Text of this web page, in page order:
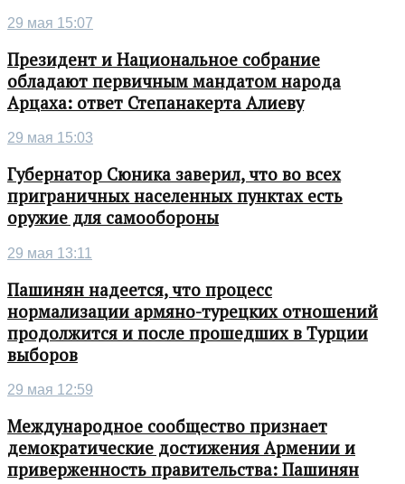
29 мая 15:07
Президент и Национальное собрание
обладают первичным мандатом народа
Арцаха: ответ Степанакерта Алиеву
29 мая 15:03
Губернатор Сюника заверил, что во всех
приграничных населенных пунктах есть
оружие для самообороны
29 мая 13:11
Пашинян надеется, что процесс
нормализации армяно-турецких отношений
продолжится и после прошедших в Турции
выборов
29 мая 12:59
Международное сообщество признает
демократические достижения Армении и
приверженность правительства: Пашинян